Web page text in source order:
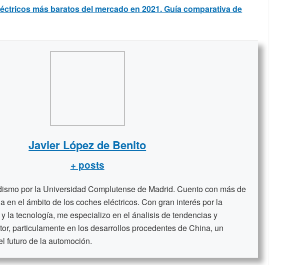
más baratos del mercado en 2021. Guía comparativa de
Javier López de Benito
+ posts
por la Universidad Complutense de Madrid. Cuento con más de
en el ámbito de los coches eléctricos. Con gran interés por la
la tecnología, me especializo en el ánalisis de tendencias y
particulamente en los desarrollos procedentes de China, un
futuro de la automoción.